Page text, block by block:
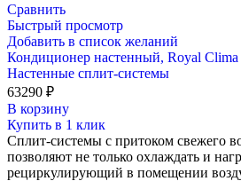
Сравнить
Быстрый просмотр
Добавить в список желаний
Кондиционер настенный, Royal
Настенные сплит-системы
63290 ₽
В корзину
Купить в 1 клик
Сплит-системы с притоком свежего
позволяют не только охлаждать и
рециркулирующий в помещении